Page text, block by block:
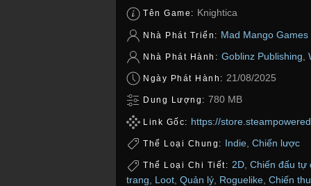
Tên Game: Knightica
Nhà Phát Triển: Mad Mango Games
Nhà Phát Hành: Goblinz Publishing
Ngày Phát Hành: 21/08/2025
Dung Lượng: 780 MB
Link Gốc: https://
Thể Loại Chung: Indie Chiến lược
Thể Loại Chi Tiết: 2D, Chiến đấu tự
trang
Loot Quản lý Roguelike Chiến